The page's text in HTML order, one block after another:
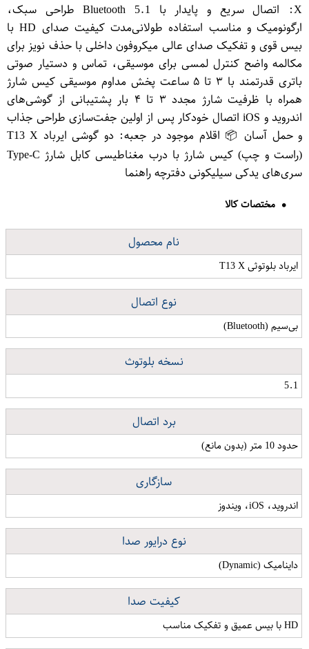
X: اتصال سریع و پایدار با Bluetooth 5.1 طراحی سبک،
ارگونومیک و مناسب استفاده طولانی‌مدت کیفیت صدای HD با
بیس قوی و تفکیک صدای عالی میکروفون داخلی با حذف نویز برای
مکالمه واضح کنترل لمسی برای موسیقی، تماس و دستیار صوتی
باتری قدرتمند با ۳ تا ۵ ساعت پخش مداوم موسیقی کیس شارژ
همراه با ظرفیت شارژ مجدد ۳ تا ۴ بار پشتیبانی از گوشی‌های
اندروید و iOS اتصال خودکار پس از اولین جفت‌سازی طراحی جذاب
و حمل آسان 📦 اقلام موجود در جعبه: دو گوشی ایرباد T13 X
(راست و چپ) کیس شارژ با درب مغناطیسی کابل شارژ Type-C
سری‌های یدکی سیلیکونی دفترچه راهنما
مختصات کالا
نام محصول
ایرباد بلوتوثی T13 X
نوع اتصال
بی‌سیم (Bluetooth)
نسخه بلوتوث
5.1
برد اتصال
حدود 10 متر (بدون مانع)
سازگاری
اندروید، iOS، ویندوز
نوع درایور صدا
داینامیک (Dynamic)
کیفیت صدا
HD با بیس عمیق و تفکیک مناسب